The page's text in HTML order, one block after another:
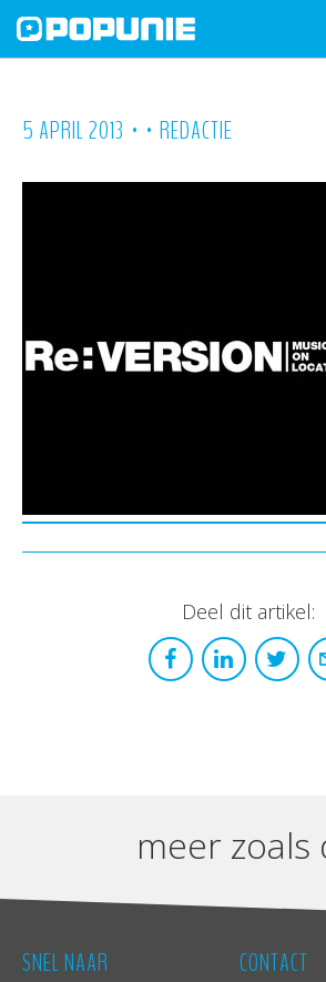
5 APRIL 2013 • • REDACTIE
Deel dit artikel:
meer zoals
SNEL NAAR CONTACT